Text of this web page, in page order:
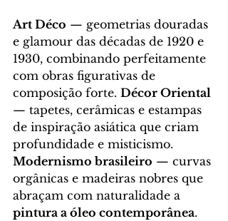
Art Déco — geometrias douradas
e glamour das décadas de 1920 e
1930, combinando perfeitamente
com obras figurativas de
composição forte. Décor Oriental
— tapetes, cerâmicas e estampas
de inspiração asiática que criam
profundidade e misticismo.
Modernismo brasileiro — curvas
orgânicas e madeiras nobres que
abraçam com naturalidade a
pintura a óleo contemporânea.